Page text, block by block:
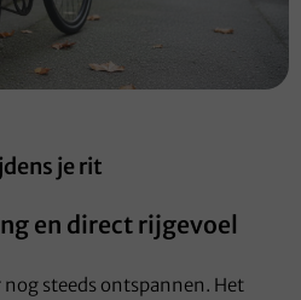
je rit
en direct rijgevoel
steeds ontspannen. Het